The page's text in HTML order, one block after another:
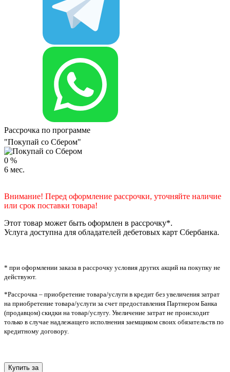
Рассрочка по программе
"Покупай со Сбером"
0 %
6 мес.
Внимание! Перед оформление рассрочки, уточняйте наличие
или срок поставки товара!
Этот товар может быть оформлен в рассрочку*.
Услуга доступна для обладателей дебетовых карт Сбербанка.
* при оформлении заказа в рассрочку условия других акций на покупку не
действуют.
*Рассрочка – приобретение товара/услуги в кредит без увеличения затрат
на приобретение товара/услуги за счет предоставления Партнером Банка
(продавцом) скидки на товар/услугу. Увеличение затрат не происходит
только в случае надлежащего исполнения заемщиком своих обязательств по
кредитному договору.
Купить за